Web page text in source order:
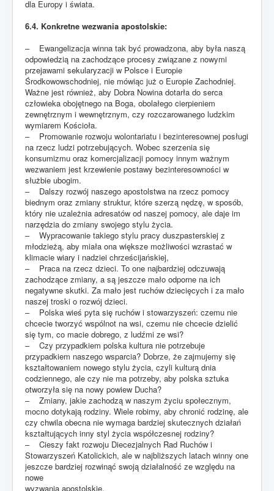
dla Europy i świata.
6.4. Konkretne wezwania apostolskie:
– Ewangelizacja winna tak być prowadzona, aby była naszą
odpowiedzią na zachodzące procesy związane z nowymi
przejawami sekularyzacji w Polsce i Europie
Środkowowschodniej, nie mówiąc już o Europie Zachodniej.
Ważne jest również, aby Dobra Nowina dotarła do serca
człowieka obojętnego na Boga, obolałego cierpieniem
zewnętrznym i wewnętrznym, czy rozczarowanego ludzkim
wymiarem Kościoła.
– Promowanie rozwoju wolontariatu i bezinteresownej posługi
na rzecz ludzi potrzebujących. Wobec szerzenia się
konsumizmu oraz komercjalizacji pomocy innym ważnym
wezwaniem jest krzewienie postawy bezinteresowności w
służbie ubogim.
– Dalszy rozwój naszego apostolstwa na rzecz pomocy
biednym oraz zmiany struktur, które szerzą nędzę, w sposób,
który nie uzależnia adresatów od naszej pomocy, ale daje im
narzędzia do zmiany swojego stylu życia.
– Wypracowanie takiego stylu pracy duszpasterskiej z
młodzieżą, aby miała ona większe możliwości wzrastać w
klimacie wiary i nadziei chrześcijańskiej,
– Praca na rzecz dzieci. To one najbardziej odczuwają
zachodzące zmiany, a są jeszcze mało odporne na ich
negatywne skutki. Za mało jest ruchów dziecięcych i za mało
naszej troski o rozwój dzieci.
– Polska wieś pyta się ruchów i stowarzyszeń: czemu nie
chcecie tworzyć wspólnot na wsi, czemu nie chcecie dzielić
się tym, co macie dobrego, z ludźmi ze wsi?
– Czy przypadkiem polska kultura nie potrzebuje
przypadkiem naszego wsparcia? Dobrze, że zajmujemy się
kształtowaniem nowego stylu życia, czyli kulturą dnia
codziennego, ale czy nie ma potrzeby, aby polska sztuka
otworzyła się na nowy powiew Ducha?
– Zmiany, jakie zachodzą w naszym życiu społecznym,
mocno dotykają rodziny. Wiele robimy, aby chronić rodzinę, ale
czy chwila obecna nie wymaga bardziej skutecznych działań
kształtujących inny styl życia współczesnej rodziny?
– Cieszy fakt rozwoju Diecezjalnych Rad Ruchów i
Stowarzyszeń Katolickich, ale w najbliższych latach winny one
jeszcze bardziej rozwinąć swoją działalność ze względu na
nowe
wyzwania apostolskie.